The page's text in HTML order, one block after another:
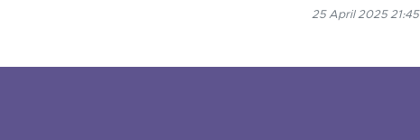
25 April 2025 21:45